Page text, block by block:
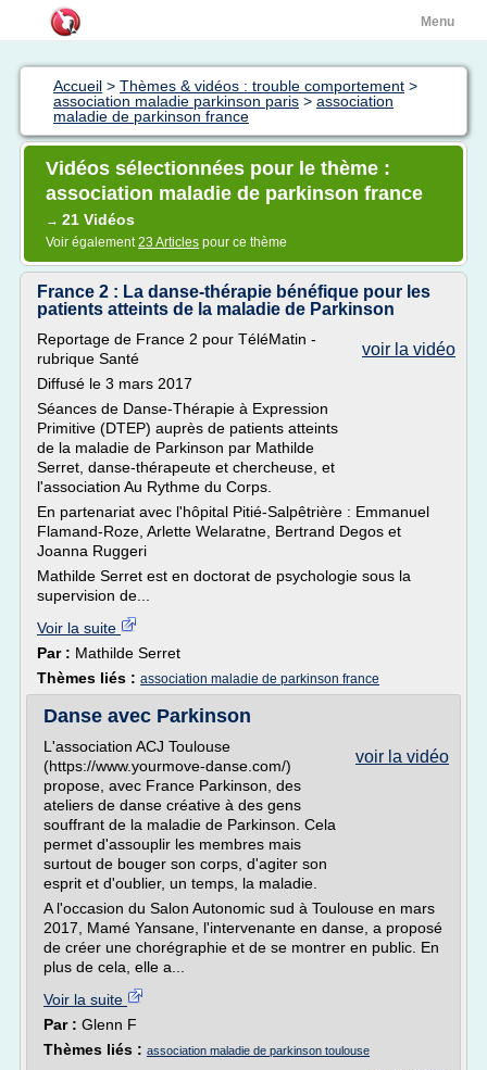
Menu
Accueil > Thèmes & vidéos : trouble comportement >
association maladie parkinson paris > association
maladie de parkinson france
Vidéos sélectionnées pour le thème :
association maladie de parkinson france
→ 21 Vidéos
Voir également23 Articles pour ce thème
France 2 : La danse-thérapie bénéfique pour les
patients atteints de la maladie de Parkinson
voir la vidéo
Reportage de France 2 pour TéléMatin -
rubrique Santé
Diffusé le 3 mars 2017
Séances de Danse-Thérapie à Expression
Primitive (DTEP) auprès de patients atteints
de la maladie de Parkinson par Mathilde
Serret, danse-thérapeute et chercheuse, et
l'association Au Rythme du Corps.
En partenariat avec l'hôpital Pitié-Salpêtrière : Emmanuel
Flamand-Roze, Arlette Welaratne, Bertrand Degos et
Joanna Ruggeri
Mathilde Serret est en doctorat de psychologie sous la
supervision de...
Voir la suite
Par : Mathilde Serret
Thèmes liés : association maladie de parkinson france
Danse avec Parkinson
voir la vidéo
L'association ACJ Toulouse
(https://www.yourmove-danse.com/)
propose, avec France Parkinson, des
ateliers de danse créative à des gens
souffrant de la maladie de Parkinson. Cela
permet d'assouplir les membres mais
surtout de bouger son corps, d'agiter son
esprit et d'oublier, un temps, la maladie.
A l'occasion du Salon Autonomic sud à Toulouse en mars
2017, Mamé Yansane, l'intervenante en danse, a proposé
de créer une chorégraphie et de se montrer en public. En
plus de cela, elle a...
Voir la suite
Par : Glenn F
Thèmes liés : association maladie de parkinson toulouse